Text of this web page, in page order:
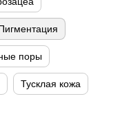
поры
Тусклая кожа